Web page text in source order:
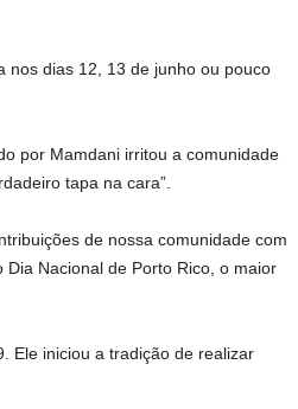
nos dias 12, 13 de junho ou pouco
por Mamdani irritou a comunidade
tapa na cara”.
de nossa comunidade com
Nacional de Porto Rico, o maior
Ele iniciou a tradição de realizar